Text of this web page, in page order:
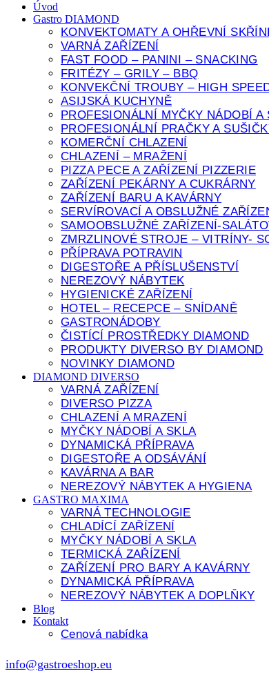
Úvod
Gastro DIAMOND
KONVEKTOMATY A OHŘEVNÍ
VARNÁ ZAŘÍZENÍ
FAST FOOD – PANINI – SNACKING
FRITÉZY – GRILY – BBQ
KONVEKČNÍ TROUBY – HIGH
ASIJSKÁ KUCHYNĚ
PROFESIONÁLNÍ MYČKY NÁDOBÍ A
PROFESIONÁLNÍ PRAČKY A
KOMERČNÍ CHLAZENÍ
CHLAZENÍ – MRAŽENÍ
PIZZA PECE A ZAŘÍZENÍ PIZZERIE
ZAŘÍZENÍ PEKÁRNY A CUKRÁRNY
ZAŘÍZENÍ BARU A KAVÁRNY
SERVÍROVACÍ A OBSLUŽNÉ
SAMOOBSLUŽNÉ ZAŘÍZENÍ-
ZMRZLINOVÉ STROJE – VITRÍNY-
PŘÍPRAVA POTRAVIN
DIGESTOŘE A PŘÍSLUŠENSTVÍ
NEREZOVÝ NÁBYTEK
HYGIENICKÉ ZAŘÍZENÍ
HOTEL – RECEPCE – SNÍDANĚ
GASTRONÁDOBY
ČISTÍCÍ PROSTŘEDKY DIAMOND
PRODUKTY DIVERSO BY DIAMOND
NOVINKY DIAMOND
DIAMOND DIVERSO
VARNÁ ZAŘÍZENÍ
DIVERSO PIZZA
CHLAZENÍ A MRAZENÍ
MYČKY NÁDOBÍ A SKLA
DYNAMICKÁ PŘÍPRAVA
DIGESTOŘE A ODSÁVÁNÍ
KAVÁRNA A BAR
NEREZOVÝ NÁBYTEK A HYGIENA
GASTRO MAXIMA
VARNÁ TECHNOLOGIE
CHLADÍCÍ ZAŘÍZENÍ
MYČKY NÁDOBÍ A SKLA
TERMICKÁ ZAŘÍZENÍ
ZAŘÍZENÍ PRO BARY A KAVÁRNY
DYNAMICKÁ PŘÍPRAVA
NEREZOVÝ NÁBYTEK A DOPLŇKY
Blog
Kontakt
Cenová nabídka
info@gastroeshop.eu